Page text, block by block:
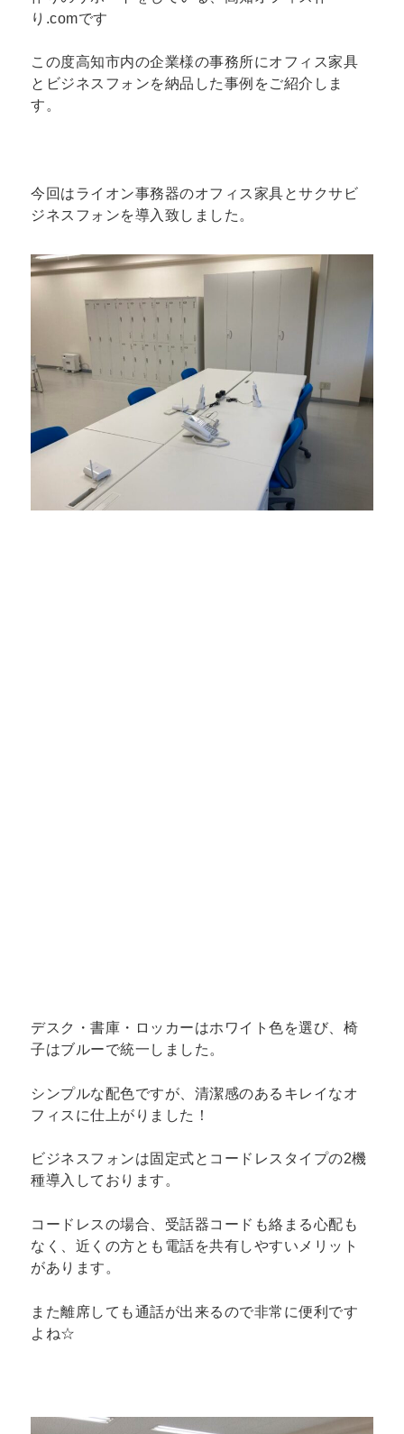
り.comです
この度高知市内の企業様の事務所にオフィス家具
とビジネスフォンを納品した事例をご紹介しま
す。
今回はライオン事務器のオフィス家具とサクサビ
ジネスフォンを導入致しました。
デスク・書庫・ロッカーはホワイト色を選び、椅
子はブルーで統一しました。
シンプルな配色ですが、清潔感のあるキレイなオ
フィスに仕上がりました！
ビジネスフォンは固定式とコードレスタイプの2機
種導入しております。
コードレスの場合、受話器コードも絡まる心配も
なく、近くの方とも電話を共有しやすいメリット
があります。
また離席しても通話が出来るので非常に便利です
よね☆